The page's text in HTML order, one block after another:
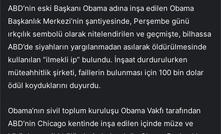
ABD’nin eski Başkanı Obama adına inşa edilen Obama
Başkanlık Merkezi’nin şantiyesinde, Perşembe günü
ırkçılık sembolü olarak nitelendirilen ve geçmişte, bilhassa
ABD’de siyahların yargılanmadan asılarak öldürülmesinde
kullanılan “ilmekli ip” bulundu. İnşaat durdurulurken
müteahhitlik şirketi, faillerin bulunması için 100 bin dolar
ödül koyduklarını duyurdu.
Obama’nın sivil toplum kuruluşu Obama Vakfı tarafından
ABD’nin Chicago kentinde inşa edilen içinde müze ve